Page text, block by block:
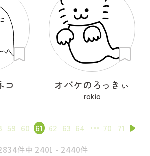
コ オバケのろっきぃ
rokio
59 60 61 62 63 64 70 71
件中 2401 - 2440件